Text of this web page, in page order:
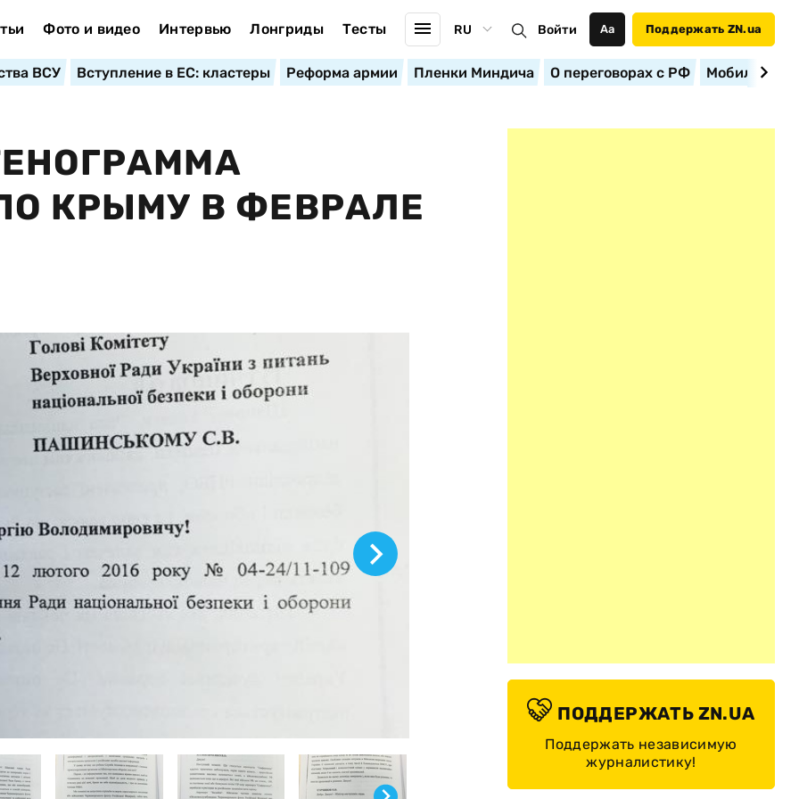
Фото и видео Интервью Лонгриды Тесты RU Войти Аа Поддержать ZN.ua
ВСУ Вступление в ЕС: кластеры Реформа армии Пленки Миндича О переговорах с РФ
КРЫМУ В ФЕВРАЛЕ
ПОДДЕРЖАТЬ ZN.UA
Поддержать независимую
журналистику!